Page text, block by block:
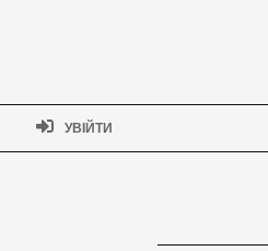
УВІЙТИ